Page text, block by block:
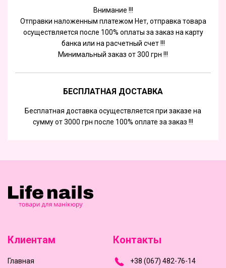
Внимание !!!
Отправки наложенным платежом Нет, отправка товара
осуществляется после 100% оплаты за заказ на карту
банка или на расчетный счет !!!
Минимальный заказ от 300 грн !!!
БЕСПЛАТНАЯ ДОСТАВКА
Бесплатная доставка осуществляется при заказе на
сумму от 3000 грн после 100% оплате за заказ !!!
Клиентам
Главная
Контакты
+38 (067) 482-76-14